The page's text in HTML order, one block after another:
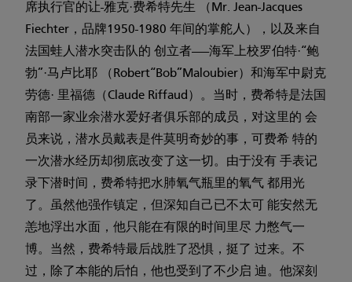
席执行官的让-雅克·费希特先生 （Mr. Jean-Jacques
Fiechter，品牌1950-1980 年间的掌舵人），以及来自
法国蛙人潜水突击队的 创立者——海军上校罗伯特·“鲍
勃”·马卢比耶 （Robert“Bob”Maloubier）和海军中尉克
劳德· 里福德（Claude Riffaud）。当时，费希特是法国
南部一家业余潜水爱好者俱乐部的成员，对这里的 会
员来说，潜水员戴表是件莫明奇妙的事，可费希 特的
一次潜水经历却彻底改变了这一切。由于没有 手表记
录下潜时间，费希特把水肺氧气瓶里的氧气 都用光
了。虽然他强作镇定，但深知自己已不太可 能安然无
恙地浮出水面，他只能在有限的时间里尽 力憋气一
博。当然，费希特最后战胜了恐惧，挺了 过来。不
过，除了本能的后怕，他也受到了不少启 迪。他深刻